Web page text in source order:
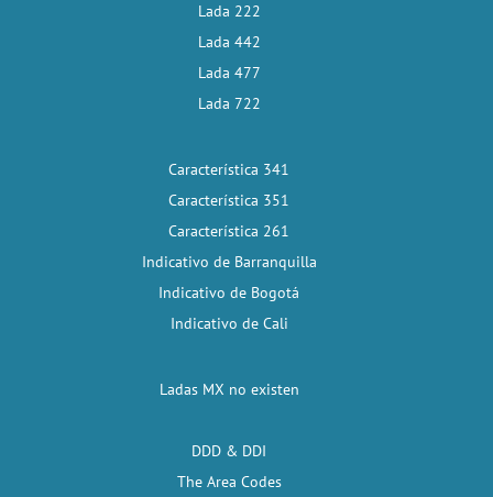
Lada 222
Lada 442
Lada 477
Lada 722
Característica 341
Característica 351
Característica 261
Indicativo de Barranquilla
Indicativo de Bogotá
Indicativo de Cali
Ladas MX no existen
DDD & DDI
The Area Codes